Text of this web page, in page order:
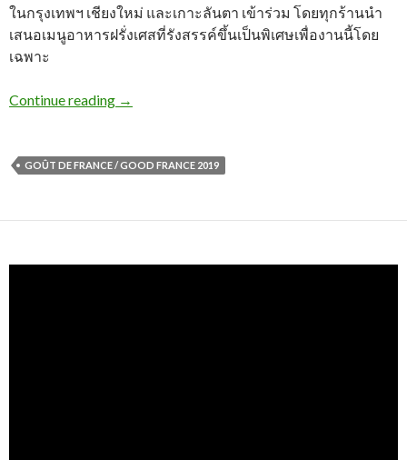
ในกรุงเทพฯ เชียงใหม่ และเกาะลันตา เข้าร่วม โดยทุกร้านนำ
เสนอเมนูอาหารฝรั่งเศสที่รังสรรค์ขึ้นเป็นพิเศษเพื่องานนี้โดย
เฉพาะ
Continue reading →
GOÛT DE FRANCE / GOOD FRANCE 2019